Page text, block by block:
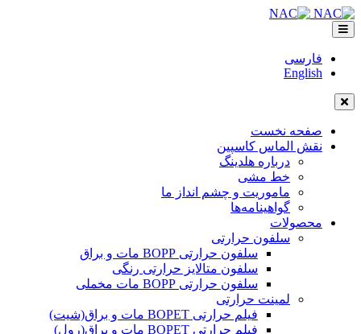
فارسی
English
صفحه نخست
نقش الماس کاسپین
درباره هلدینگ
خط مشی
ماموریت و چشم انداز ما
گواهینامه‌ها
محصولات
سلفون حرارتی
سلفون حرارتی BOPP مات و براق
سلفون متالایز حرارتی رنگی
سلفون حرارتی BOPP مات مخملی
لمینت حرارتی
فیلم حرارتی BOPET مات و براق(شیت)
فیلم حرارتی BOPET مات و براق(رول)